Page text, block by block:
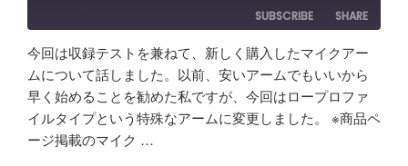
り
安
い
イ
で
リ
ア
ル
SUBSCRIBE
SHARE
Amazon
Apple Podcasts
RSS
Spotify
RSS FEED
SHARE
LINK
EMBED
今回は収録テストを兼ねて、新しく購入したマイクアー
ムについて話しました。以前、安いアームでもいいから
早く始めることを勧めた私ですが、今回はロープロファ
イルタイプという特殊なアームに変更しました。 ※商品ペ
ージ掲載のマイク …